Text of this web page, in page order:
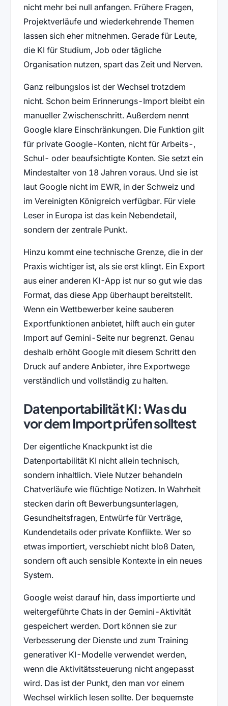
nicht mehr bei null anfangen. Frühere Fragen,
Projektverläufe und wiederkehrende Themen
lassen sich eher mitnehmen. Gerade für Leute,
die KI für Studium, Job oder tägliche
Organisation nutzen, spart das Zeit und Nerven.
Ganz reibungslos ist der Wechsel trotzdem
nicht. Schon beim Erinnerungs-Import bleibt ein
manueller Zwischenschritt. Außerdem nennt
Google klare Einschränkungen. Die Funktion gilt
für private Google-Konten, nicht für Arbeits-,
Schul- oder beaufsichtigte Konten. Sie setzt ein
Mindestalter von 18 Jahren voraus. Und sie ist
laut Google nicht im EWR, in der Schweiz und
im Vereinigten Königreich verfügbar. Für viele
Leser in Europa ist das kein Nebendetail,
sondern der zentrale Punkt.
Hinzu kommt eine technische Grenze, die in der
Praxis wichtiger ist, als sie erst klingt. Ein Export
aus einer anderen KI-App ist nur so gut wie das
Format, das diese App überhaupt bereitstellt.
Wenn ein Wettbewerber keine sauberen
Exportfunktionen anbietet, hilft auch ein guter
Import auf Gemini-Seite nur begrenzt. Genau
deshalb erhöht Google mit diesem Schritt den
Druck auf andere Anbieter, ihre Exportwege
verständlich und vollständig zu halten.
Datenportabilität KI: Was du
vor dem Import prüfen solltest
Der eigentliche Knackpunkt ist die
Datenportabilität KI nicht allein technisch,
sondern inhaltlich. Viele Nutzer behandeln
Chatverläufe wie flüchtige Notizen. In Wahrheit
stecken darin oft Bewerbungsunterlagen,
Gesundheitsfragen, Entwürfe für Verträge,
Kundendetails oder private Konflikte. Wer so
etwas importiert, verschiebt nicht bloß Daten,
sondern oft auch sensible Kontexte in ein neues
System.
Google weist darauf hin, dass importierte und
weitergeführte Chats in der Gemini-Aktivität
gespeichert werden. Dort können sie zur
Verbesserung der Dienste und zum Training
generativer KI-Modelle verwendet werden,
wenn die Aktivitätssteuerung nicht angepasst
wird. Das ist der Punkt, den man vor einem
Wechsel wirklich lesen sollte. Der bequemste